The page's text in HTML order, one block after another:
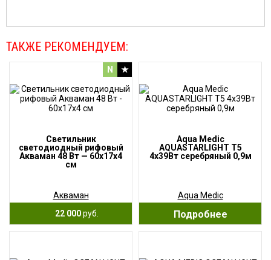
ТАКЖЕ РЕКОМЕНДУЕМ:
Светильник
светодиодный рифовый
Акваман 48 Вт — 60х17х4
см
Акваман
22 000руб.
N ★
Aqua Medic
AQUASTARLIGHT T5
4х39Вт серебряный 0,9м
Aqua Medic
Подробнее